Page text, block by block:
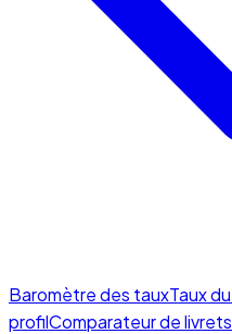
Baromètre des tauxTaux
profilComparateur de livrets